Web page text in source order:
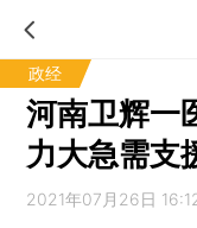
政经
河南卫辉一
力大急需支
2021年07月26日